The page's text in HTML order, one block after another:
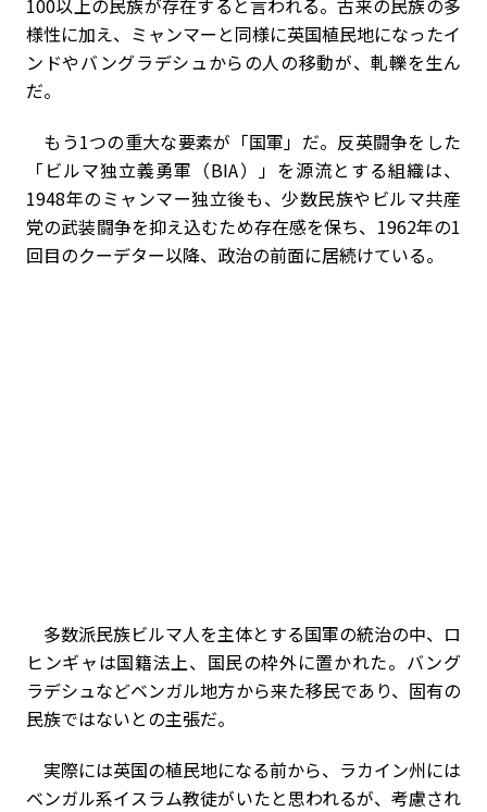
100以上の民族が存在すると言われる。古来の民族の多
様性に加え、ミャンマーと同様に英国植民地になったイ
ンドやバングラデシュからの人の移動が、軋轢を生ん
だ。
もう1つの重大な要素が「国軍」だ。反英闘争をした
「ビルマ独立義勇軍（BIA）」を源流とする組織は、
1948年のミャンマー独立後も、少数民族やビルマ共産
党の武装闘争を抑え込むため存在感を保ち、1962年の1
回目のクーデター以降、政治の前面に居続けている。
多数派民族ビルマ人を主体とする国軍の統治の中、ロ
ヒンギャは国籍法上、国民の枠外に置かれた。バング
ラデシュなどベンガル地方から来た移民であり、固有の
民族ではないとの主張だ。
実際には英国の植民地になる前から、ラカイン州には
ベンガル系イスラム教徒がいたと思われるが、考慮され